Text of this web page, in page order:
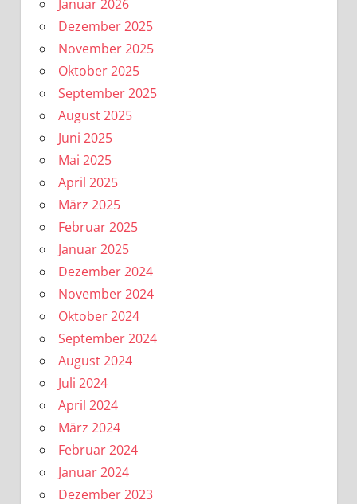
Januar 2026
Dezember 2025
November 2025
Oktober 2025
September 2025
August 2025
Juni 2025
Mai 2025
April 2025
März 2025
Februar 2025
Januar 2025
Dezember 2024
November 2024
Oktober 2024
September 2024
August 2024
Juli 2024
April 2024
März 2024
Februar 2024
Januar 2024
Dezember 2023